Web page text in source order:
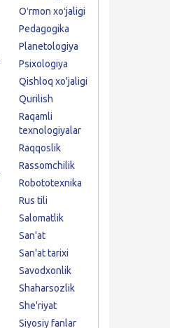
Oʻrmon xoʻjaligi
Pedagogika
Planetologiya
Psixologiya
Qishloq xo'jaligi
Qurilish
Raqamli
texnologiyalar
Raqqoslik
Rassomchilik
Robototexnika
Rus tili
Salomatlik
San'at
San'at tarixi
Savodxonlik
Shaharsozlik
She'riyat
Siyosiy fanlar